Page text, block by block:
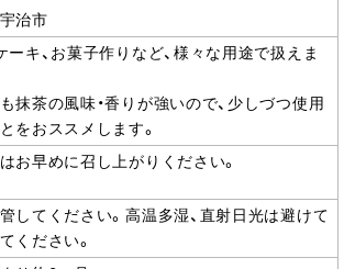
治市
ーキ、お菓子作りなど、様々な用途で扱えま
抹茶の風味・香りが強いので、少しづつ使用
をおススメします。
お早めに召し上がりください。
してください。高温多湿、直射日光は避けて
ください。